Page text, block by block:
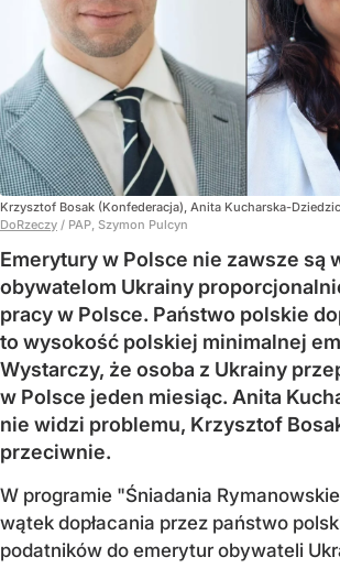
Krzysztof Bosak (Konfederacja), Anita Kucharska-
DoRzeczy / PAP, Szymon Pulcyn
Emerytury w Polsce nie zawsze są
obywatelom Ukrainy
pracy w Polsce. Państwo polskie
to wysokość polskiej minimalnej
Wystarczy, że osoba z Ukrainy
w Polsce jeden miesiąc. Anita
nie widzi problemu, Krzysztof
przeciwnie.
W programie "Śniadania
wątek dopłacania przez państwo
podatników do emerytur obywateli